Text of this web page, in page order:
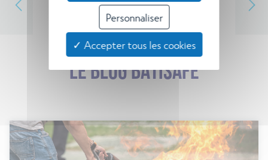
LE BLOG BATISAFE
Personnaliser
✓ Accepter tous les cookies